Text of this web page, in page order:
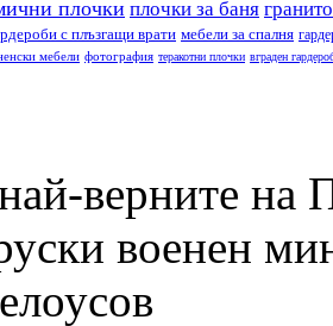
плочки плочки за баня
с плъзгащи врати мебели за спалня
мебели фотография теракотни плочки вграден